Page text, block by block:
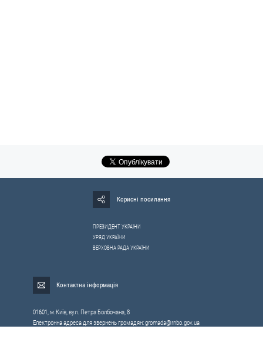
Корисні посилання
ПРЕЗИДЕНТ УКРАЇНИ
УРЯД УКРАЇНИ
ВЕРХОВНА РАДА УКРАЇНИ
Контактна інформація
01601, м.Київ, вул. Петра Болбочана, 8
Електронна адреса для звернень громадян:gromada@rnbo.gov.ua